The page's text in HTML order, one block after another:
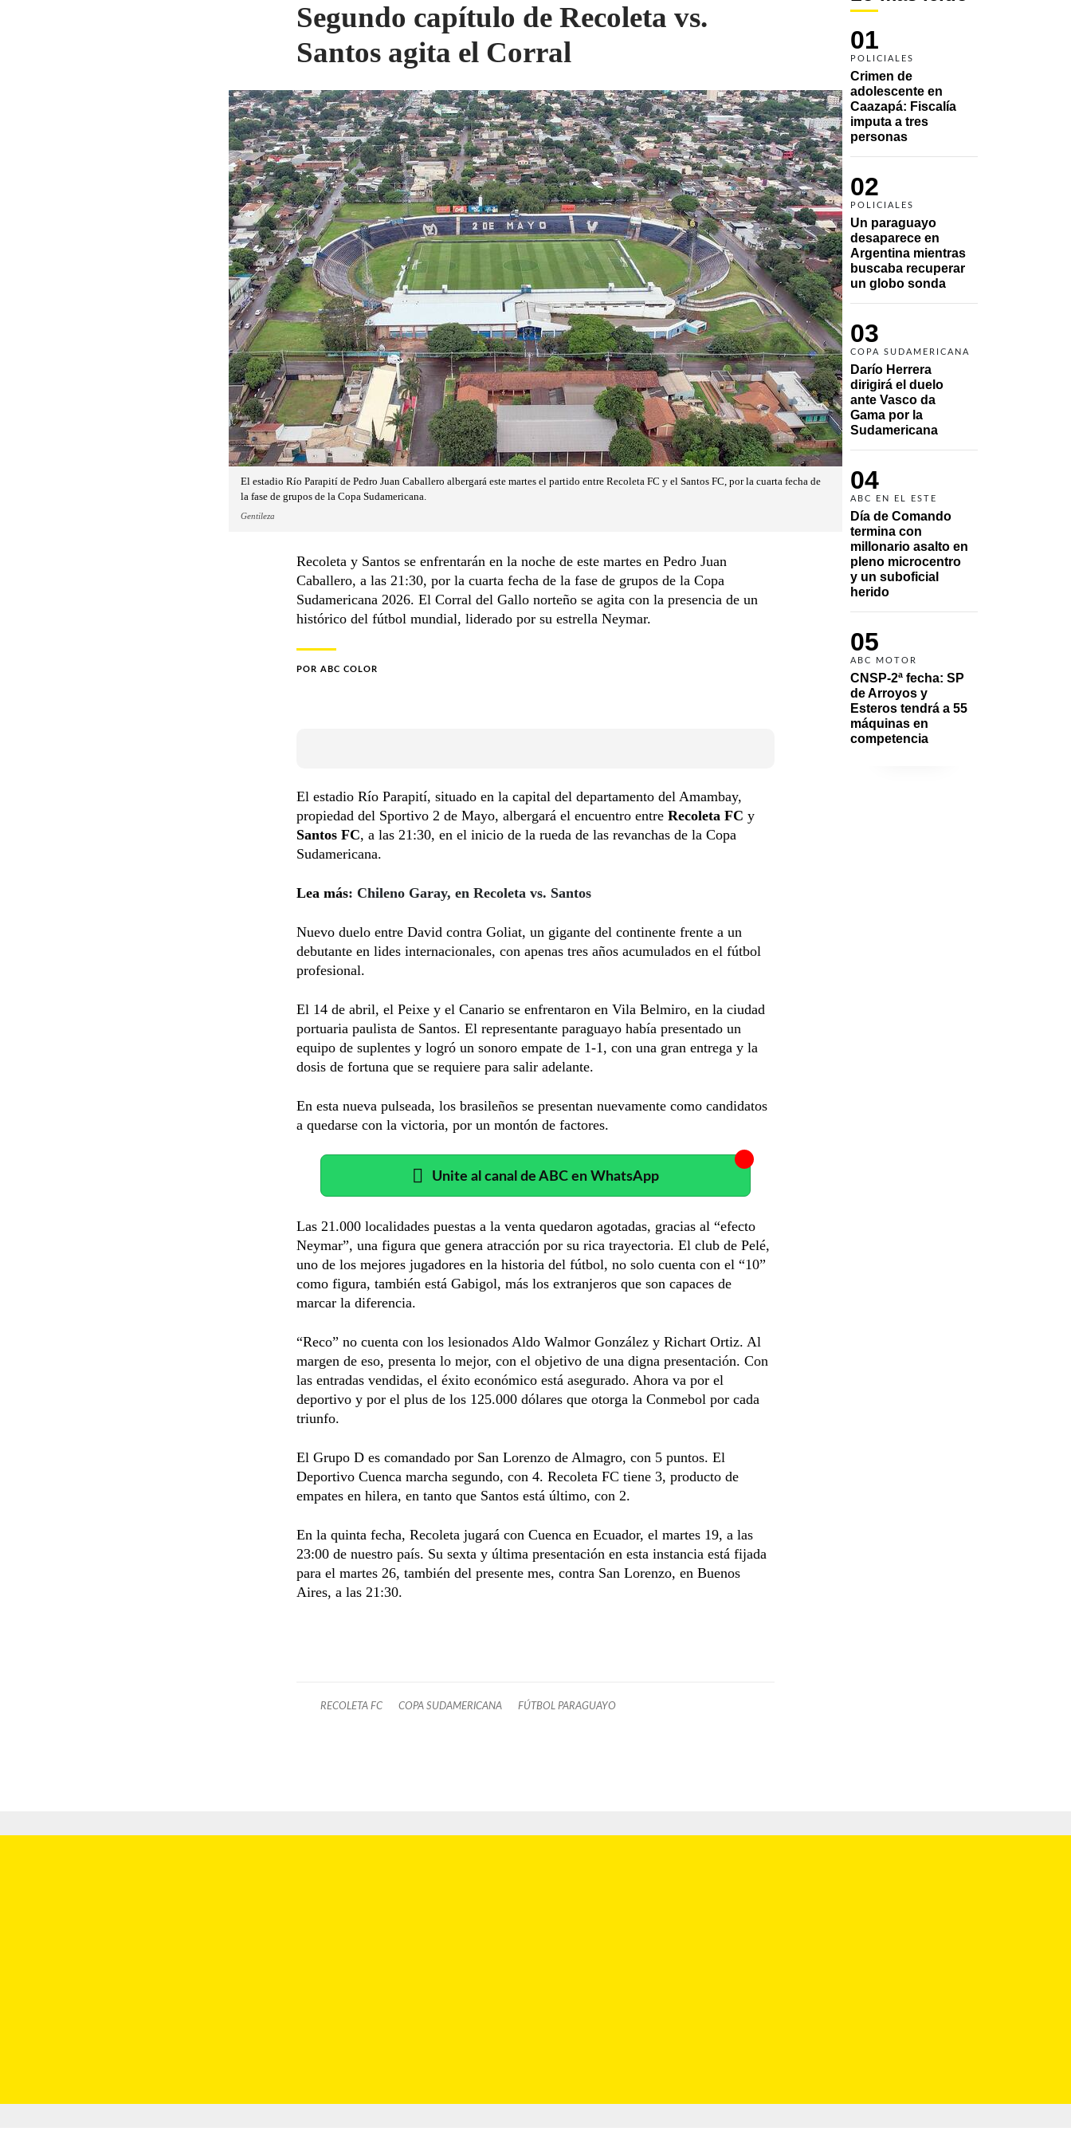
01
POLICIALES
Crimen de
adolescente en
Caazapá: Fiscalía
imputa a tres
personas
02
POLICIALES
Un paraguayo
desaparece en
Argentina mientras
buscaba recuperar
un globo sonda
03
COPA SUDAMERICANA
Darío Herrera
dirigirá el duelo
ante Vasco da
Gama por la
Sudamericana
04
ABC EN EL ESTE
Día de Comando
termina con
millonario asalto en
pleno microcentro
y un suboficial
herido
05
ABC MOTOR
CNSP-2ª fecha: SP
de Arroyos y
Esteros tendrá a 55
máquinas en
competencia
Segundo capítulo de Recoleta vs.
Santos agita el Corral
El estadio Río Parapití de Pedro Juan Caballero albergará este martes el partido entre Recoleta FC y el Santos FC, por la cuarta fecha de
la fase de grupos de la Copa Sudamericana.
Gentileza
Recoleta y Santos se enfrentarán en la noche de este martes en Pedro Juan
Caballero, a las 21:30, por la cuarta fecha de la fase de grupos de la Copa
Sudamericana 2026. El Corral del Gallo norteño se agita con la presencia de un
histórico del fútbol mundial, liderado por su estrella Neymar.
POR ABC COLOR
El estadio Río Parapití, situado en la capital del departamento del Amambay,
propiedad del Sportivo 2 de Mayo, albergará el encuentro entre Recoleta FC y
Santos FC, a las 21:30, en el inicio de la rueda de las revanchas de la Copa
Sudamericana.
Lea más: Chileno Garay, en Recoleta vs. Santos
Nuevo duelo entre David contra Goliat, un gigante del continente frente a un
debutante en lides internacionales, con apenas tres años acumulados en el fútbol
profesional.
El 14 de abril, el Peixe y el Canario se enfrentaron en Vila Belmiro, en la ciudad
portuaria paulista de Santos. El representante paraguayo había presentado un
equipo de suplentes y logró un sonoro empate de 1-1, con una gran entrega y la
dosis de fortuna que se requiere para salir adelante.
En esta nueva pulseada, los brasileños se presentan nuevamente como candidatos
a quedarse con la victoria, por un montón de factores.
Unite al canal de ABC en WhatsApp
Las 21.000 localidades puestas a la venta quedaron agotadas, gracias al “efecto
Neymar”, una figura que genera atracción por su rica trayectoria. El club de Pelé,
uno de los mejores jugadores en la historia del fútbol, no solo cuenta con el “10”
como figura, también está Gabigol, más los extranjeros que son capaces de
marcar la diferencia.
“Reco” no cuenta con los lesionados Aldo Walmor González y Richart Ortiz. Al
margen de eso, presenta lo mejor, con el objetivo de una digna presentación. Con
las entradas vendidas, el éxito económico está asegurado. Ahora va por el
deportivo y por el plus de los 125.000 dólares que otorga la Conmebol por cada
triunfo.
El Grupo D es comandado por San Lorenzo de Almagro, con 5 puntos. El
Deportivo Cuenca marcha segundo, con 4. Recoleta FC tiene 3, producto de
empates en hilera, en tanto que Santos está último, con 2.
En la quinta fecha, Recoleta jugará con Cuenca en Ecuador, el martes 19, a las
23:00 de nuestro país. Su sexta y última presentación en esta instancia está fijada
para el martes 26, también del presente mes, contra San Lorenzo, en Buenos
Aires, a las 21:30.
RECOLETA FC COPA SUDAMERICANA FÚTBOL PARAGUAYO